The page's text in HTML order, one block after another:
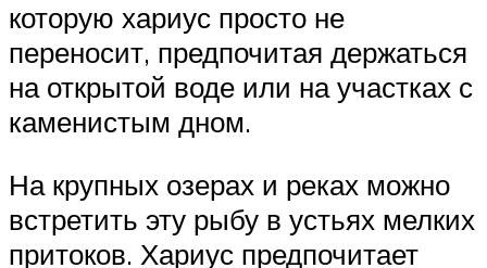
которую хариус просто не
переносит, предпочитая держаться
на открытой воде или на участках с
каменистым дном.
На крупных озерах и реках можно
встретить эту рыбу в устьях мелких
притоков. Хариус предпочитает